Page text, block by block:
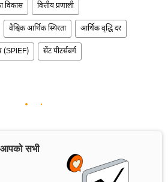
विकास वित्तीय प्रणाली
वैश्विक आर्थिक स्थिरता आर्थिक वृद्धि दर
(SPIEF) सेंट पीटर्सबर्ग
सभी